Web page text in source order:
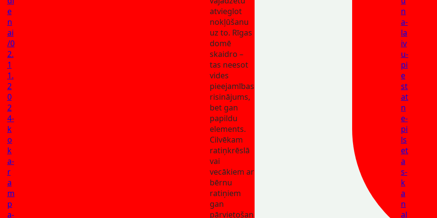
e
n
ai
/0
2.
1
1.
2
0
2
4-
k
o
k
a-
r
a
m
p
a-
atvieglot
nokļūšanu
uz to. Rīgas
domē
skaidro –
tas neesot
vides
pieejamības
risinājums,
bet gan
papildu
elements.
Cilvēkam
ratiņkrēslā
vai
vecākiem ar
bērnu
ratiņiem
gan
pārvietošan
n
a-
la
iv
u-
pi
e
st
at
n
e-
pi
ls
et
a
s-
k
a
n
al